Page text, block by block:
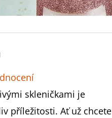
skleničkami je
příležitosti. Ať už chcete